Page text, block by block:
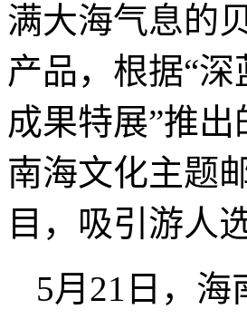
满大海气息的
产品，根据“
成果特展”推
南海文化主题
目，吸引游人
5月21日，